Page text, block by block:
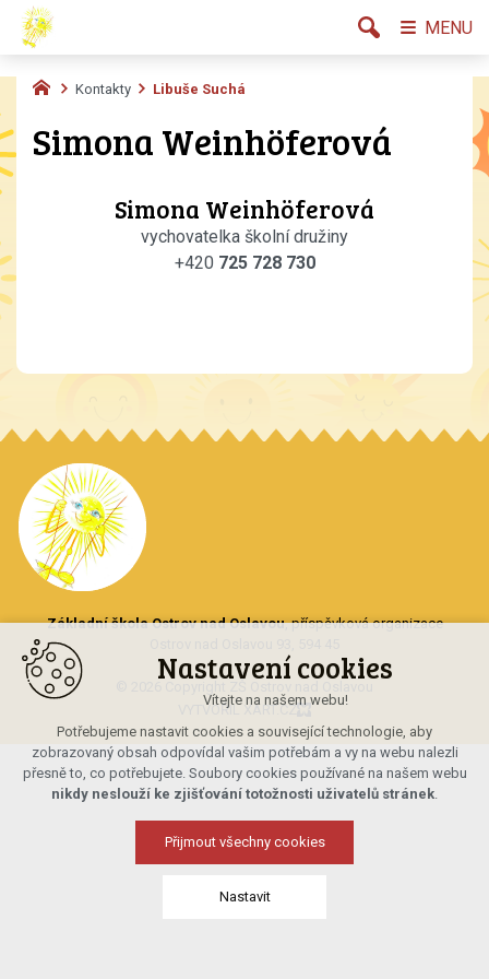
Kontakty Libuše Suchá
Simona Weinhöferová
Simona Weinhöferová
vychovatelka školní družiny
+420 725 728 730
Základní škola Ostrov nad Oslavou, příspěvková organizace
VYTVOŘIL XART.CZ
MENU
Nastavení cookies
Vítejte na našem webu!
Potřebujeme nastavit cookies a související technologie, aby
zobrazovaný obsah odpovídal vašim potřebám a vy na webu nalezli
přesně to, co potřebujete. Soubory cookies používané na našem webu
nikdy neslouží ke zjišťování totožnosti uživatelů stránek.
Přijmout všechny cookies
Nastavit